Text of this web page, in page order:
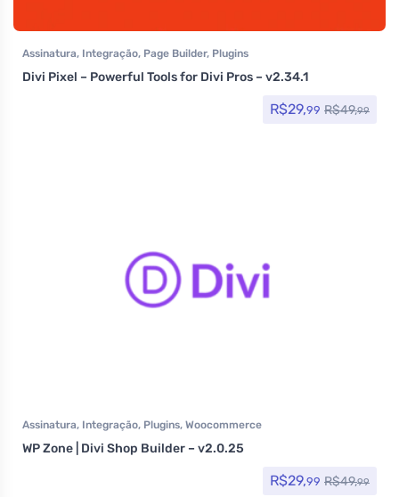
Assinatura, Integração, Page Builder, Plugins
Divi Pixel – Powerful Tools for Divi Pros – v2.34.1
R$29,99 R$49,99
Assinatura, Integração, Plugins, Woocommerce
WP Zone | Divi Shop Builder – v2.0.25
R$29,99 R$49,99